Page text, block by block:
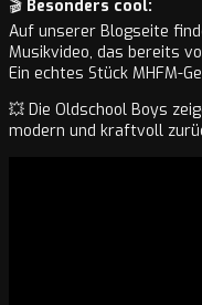
🎬 Besonders cool:
Auf unserer Blogseite
Musikvideo, das bereits
Ein echtes Stück MHFM-
💥 Die Oldschool Boys
modern und kraftvoll